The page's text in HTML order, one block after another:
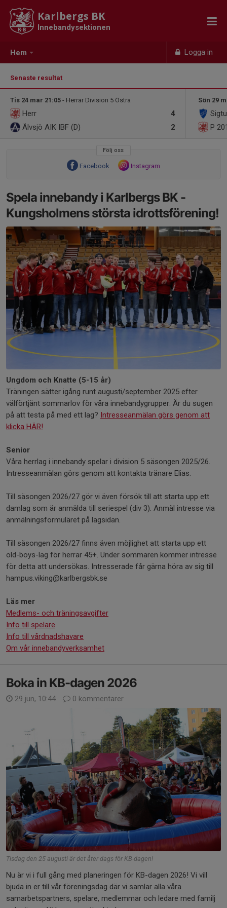
Hem Logga in
Karlbergs BK
Innebandysektionen
Senaste resultat
Tis 24 mar 21:05 - Herrar Division 5 Östra
4
Herr
2
Älvsjö AIK IBF (D)
Sön 29
P
Följ oss
Facebook Instagram
Spela innebandy i Karlbergs BK -
Kungsholmens största idrottsförening!
Ungdom och Knatte (5-15 år)
Träningen sätter igång runt augusti/september 2025 efter
välförtjänt sommarlov för våra innebandygrupper. Är du sugen
på att testa på med ett lag? Intresseanmälan görs genom att
klicka HÄR!
Senior
Våra herrlag i innebandy spelar i division 5 säsongen 2025/26.
Intresseanmälan görs genom att kontakta tränare Elias.
Till säsongen 2026/27 gör vi även försök till att starta upp ett
damlag som är anmälda till seriespel (div 3). Anmäl intresse via
anmälningsformuläret på lagsidan.
Till säsongen 2026/27 finns även möjlighet att starta upp ett
old-boys-lag för herrar 45+. Under sommaren kommer intresse
för detta att undersökas. Intresserade får gärna höra av sig till
hampus.viking@karlbergsbk.se
Läs mer
Medlems- och träningsavgifter
Info till spelare
Info till vårdnadshavare
Om vår innebandyverksamhet
Boka in KB-dagen 2026
29 jun, 10:44 0 kommentarer
Tisdag den 25 augusti är det åter dags för KB-dagen!
Nu är vi i full gång med planeringen för KB-dagen 2026! Vi vill
bjuda in er till vår föreningsdag där vi samlar alla våra
samarbetspartners, spelare, medlemmar och ledare med familj